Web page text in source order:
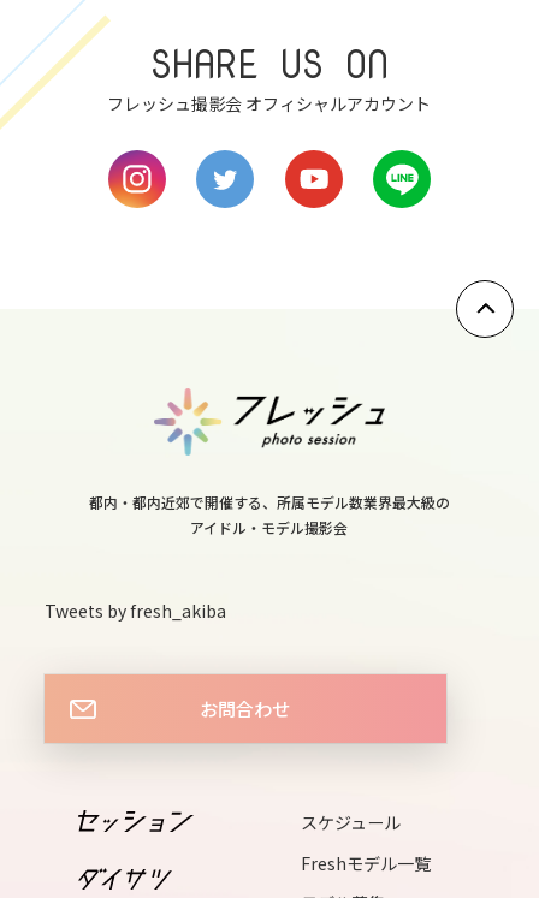
7
wed
thu
tue
14
15
SHARE US ON
フレッシュ撮影会 オフィシャルアカウント
都内・都内近郊で開催する、所属モデル数業界最大級の
アイドル・モデル撮影会
Tweets by fresh_akiba
お問合わせ
スケジュール
Freshモデル一覧